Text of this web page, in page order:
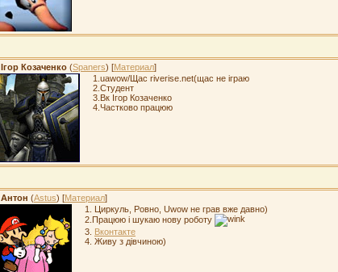
Ігор Козаченко (Spaners) [Материал]
1.uawow/Щас riverise.net(щас не іграю
2.Студент
3.Вк Ігор Козаченко
4.Частково працюю
Антон (Astus) [Материал]
1. Циркуль, Ровно, Uwow не грав вже давно)
2.Працюю і шукаю нову роботу
3. Вконтакте
4. Живу з дівчиною)